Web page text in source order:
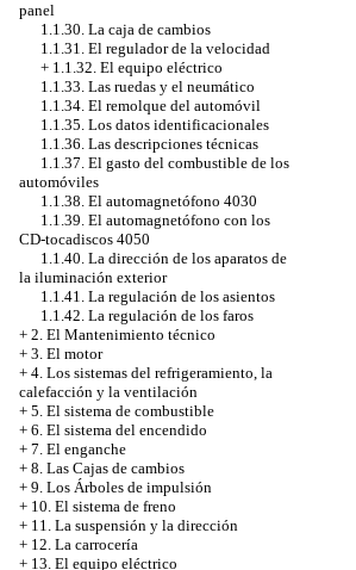
panel
1.1.30. La caja de cambios
1.1.31. El regulador de la velocidad
+ 1.1.32. El equipo eléctrico
1.1.33. Las ruedas y el neumático
1.1.34. El remolque del automóvil
1.1.35. Los datos identificacionales
1.1.36. Las descripciones técnicas
1.1.37. El gasto del combustible de los
automóviles
1.1.38. El automagnetófono 4030
1.1.39. El automagnetófono con los
CD-tocadiscos 4050
1.1.40. La dirección de los aparatos de
la iluminación exterior
1.1.41. La regulación de los asientos
1.1.42. La regulación de los faros
+ 2. El Mantenimiento técnico
+ 3. El motor
+ 4. Los sistemas del refrigeramiento, la
calefacción y la ventilación
+ 5. El sistema de combustible
+ 6. El sistema del encendido
+ 7. El enganche
+ 8. Las Cajas de cambios
+ 9. Los Árboles de impulsión
+ 10. El sistema de freno
+ 11. La suspensión y la dirección
+ 12. La carrocería
+ 13. El equipo eléctrico